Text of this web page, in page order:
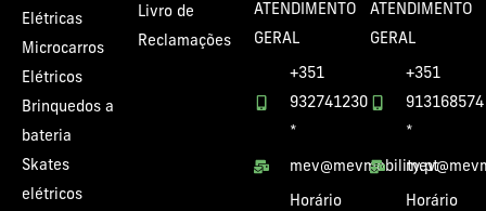
Elétricas
Microcarros
Elétricos
Brinquedos a
bateria
Skates
elétricos
Livro de
Reclamações
ATENDIMENTO
GERAL
+351
932741230
*
mev@mevmobility.pt
Horário
ATENDIMENTO
GERAL
+351
913168574
*
Horário